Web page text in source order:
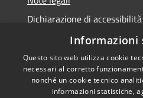
Dichiarazione di accessibilità
Sito istituzionale precedente
Informazioni
Questo sito web utilizza cookie
necessari al corretto
nonché un cookie tecnico
informazioni statistiche,